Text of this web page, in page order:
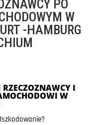
PO
W
-HAMBURG
I
W